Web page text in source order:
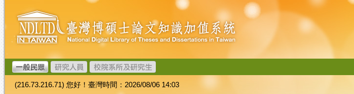
跳
到
主
要
內
容
臺
灣
博
碩
士
論
文
加
(216.73.216.71) 您好！臺灣時間：2026/08/06 14:03